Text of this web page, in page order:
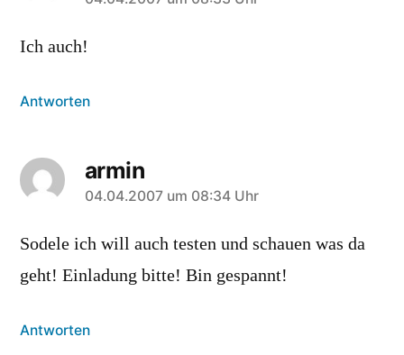
Ich auch!
Antworten
armin
sagt:
04.04.2007 um 08:34 Uhr
Sodele ich will auch testen und schauen was da
geht! Einladung bitte! Bin gespannt!
Antworten